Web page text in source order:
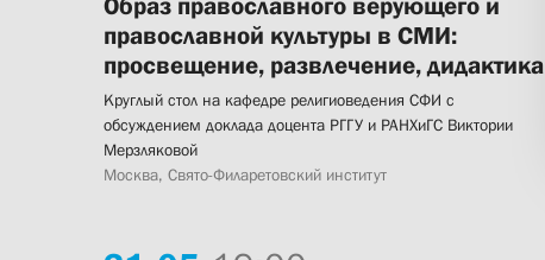
Образ православного верующего и
православной культуры в СМИ:
просвещение, развлечение, дидактика
Круглый стол на кафедре религиоведения СФИ с
обсуждением доклада доцента РГГУ и РАНХиГС Виктории
Мерзляковой
Москва, Свято-Филаретовский институт